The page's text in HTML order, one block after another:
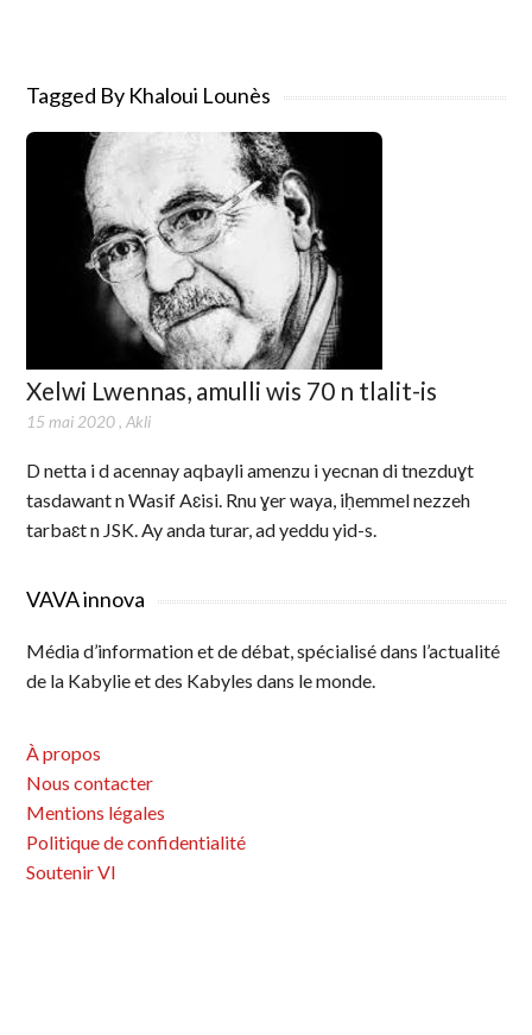
Tagged By Khaloui Lounès
Xelwi Lwennas, amulli wis 70 n tlalit-is
15 mai 2020,Akli
D netta i d acennay aqbayli amenzu i yecnan di tnezduɣt
tasdawant n Wasif Aɛisi. Rnu ɣer waya, iḥemmel nezzeh
tarbaɛt n JSK. Ay anda turar, ad yeddu yid-s.
VAVA innova
Média d’information et de débat, spécialisé dans l’actualité
de la Kabylie et des Kabyles dans le monde.
À propos
Nous contacter
Mentions légales
Politique de confidentialité
Soutenir VI